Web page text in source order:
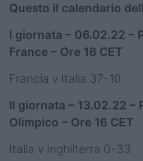
Questo il calendario
I giornata – 06.02.22 –
France – Ore 16 CET
Francia v Italia 37-10
II giornata – 13.02.22 –
Olimpico – Ore 16 CET
Italia v Inghilterra 0-33